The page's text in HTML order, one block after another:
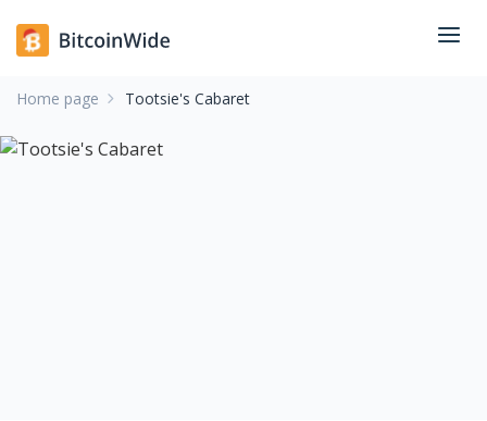
Home page Tootsie's Cabaret